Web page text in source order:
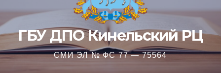
ГБУ ДПО Кинельский РЦ
СМИ ЭЛ № ФС 77 — 75564